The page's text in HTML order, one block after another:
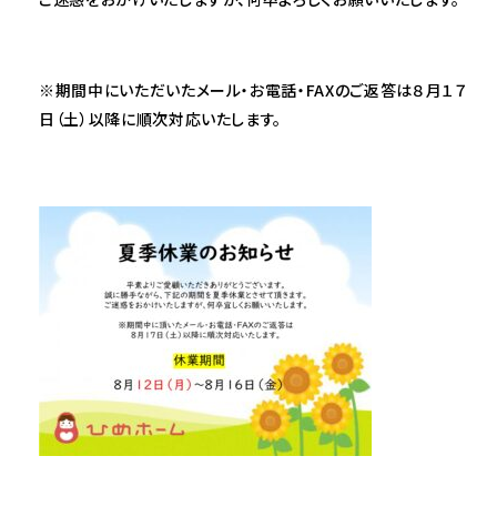
※期間中にいただいたメール・お電話・FAXのご返答は８月１７
日（土）以降に順次対応いたします。